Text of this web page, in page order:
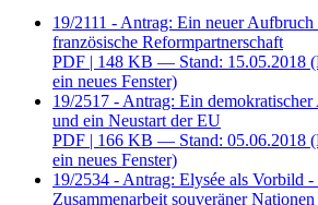
19/2111 - Antrag: Ein neuer Aufbruch
französische Reformpartnerschaft
PDF | 148 KB — Stand: 15.05.2018
ein neues Fenster)
19/2517 - Antrag: Ein
und ein Neustart der EU
PDF | 166 KB — Stand: 05.06.2018
ein neues Fenster)
19/2534 - Antrag: Elysée als Vorbild
Zusammenarbeit souveräner Nationen